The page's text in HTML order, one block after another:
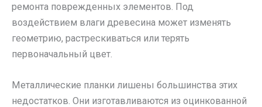
ремонта поврежденных элементов. Под
воздействием влаги древесина может изменять
геометрию, растрескиваться или терять
первоначальный цвет.
Металлические планки лишены большинства этих
недостатков. Они изготавливаются из оцинкованной